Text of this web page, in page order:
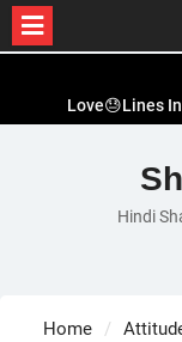
content
Love😓Lines In
Love🥳Poetry In
1 Line☝️Shayari In
TwoHindi
Home